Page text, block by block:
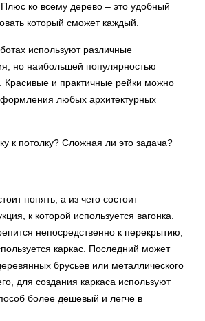
ко всему дерево – это удобный
который сможет каждый.
используют различные
но наибольшей популярностью
Красивые и практичные рейки можно
любых архитектурных
к потолку? Сложная ли это задача?
понять, а из чего состоит
к которой используется вагонка.
непосредственно к перекрытию,
каркас. Последний может
брусьев или металлического
для создания каркаса используют
более дешевый и легче в